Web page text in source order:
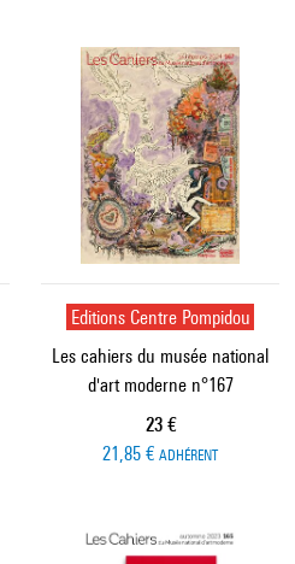
Editions Centre Pompidou
Les cahiers du musée national
d'art moderne n°167
Prix ​​actuel
23 €
21,85 € ADHÉRENT